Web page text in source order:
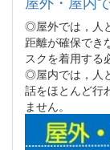
◎屋外では，人
距離が確保でき
スクを着用する
◎屋内では，人
話をほとんど行
ません。